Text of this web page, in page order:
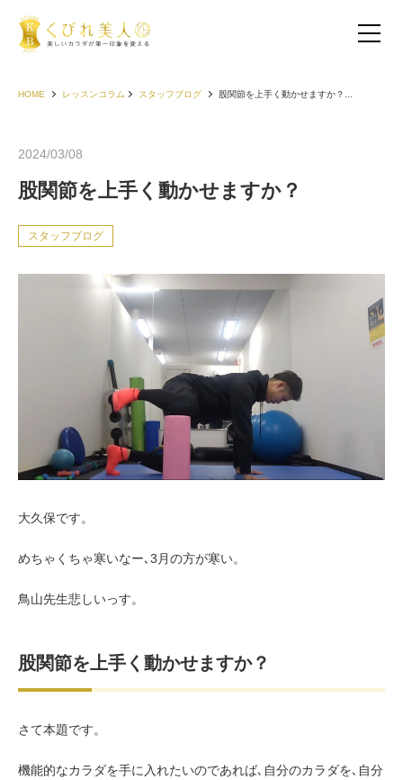
お客様の声（30代以下）
お客様の声（40代）
お客様の声（50代以上）
お客様の声（男性）
HOME レッスンコラム スタッフブログ 股関節を上手く動かせますか？...
2024/03/08
股関節を上手く動かせますか？
スタッフブログ
大久保です。
めちゃくちゃ寒いなー､3月の方が寒い。
鳥山先生悲しいっす。
股関節を上手く動かせますか？
さて本題です。
機能的なカラダを手に入れたいのであれば､自分のカラダを､自分